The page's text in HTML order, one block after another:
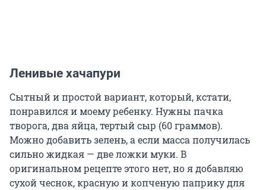
Ленивые хачапури
Сытный и простой вариант, который, кстати,
понравился и моему ребенку. Нужны пачка
творога, два яйца, тертый сыр (60 граммов).
Можно добавить зелень, а если масса получилась
сильно жидкая — две ложки муки. В
оригинальном рецепте этого нет, но я добавляю
сухой чеснок, красную и копченую паприку для